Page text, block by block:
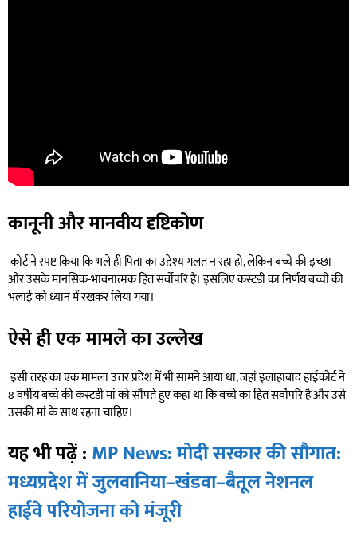
कानूनी और मानवीय दृष्टिकोण
कोर्ट ने स्पष्ट किया कि भले ही पिता का उद्देश्य गलत न रहा हो, लेकिन बच्चे की इच्छा
और उसके मानसिक-भावनात्मक हित सर्वोपरि हैं। इसलिए कस्टडी का निर्णय बच्ची की
भलाई को ध्यान में रखकर लिया गया।
ऐसे ही एक मामले का उल्लेख
इसी तरह का एक मामला उत्तर प्रदेश में भी सामने आया था, जहां इलाहाबाद हाईकोर्ट ने
8 वर्षीय बच्चे की कस्टडी मां को सौंपते हुए कहा था कि बच्चे का हित सर्वोपरि है और उसे
उसकी मां के साथ रहना चाहिए।
यह भी पढ़ें : MP News: मोदी सरकार की सौगात:
मध्यप्रदेश में जुलवानिया–खंडवा–बैतूल नेशनल
हाईवे परियोजना को मंजूरी